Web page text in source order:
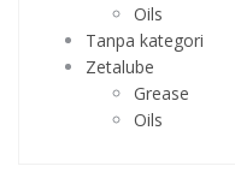
Oils
Tanpa kategori
Zetalube
Grease
Oils